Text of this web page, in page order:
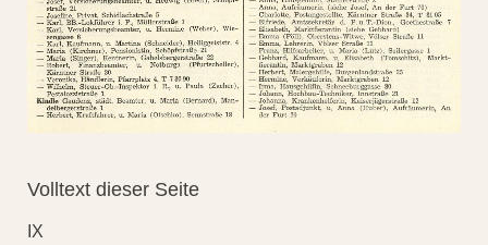
Volltext dieser Seite
IX